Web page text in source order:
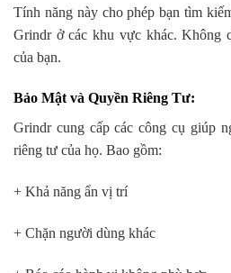
Tính năng này cho phép bạn tìm
Grindr ở các khu vực khác. Không
của bạn.
Bảo Mật và Quyền Riêng Tư:
Grindr cung cấp các công cụ giúp
riêng tư của họ. Bao gồm:
+ Khả năng ẩn vị trí
+ Chặn người dùng khác